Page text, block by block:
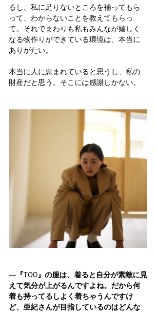
るし、私に足りないところを補ってもら
って、わからないことを教えてもらっ
て。それでまわりも私もみんなが嬉しく
なる物作りができている環境は、本当に
ありがたい。
本当に人に恵まれていると思うし、私の
財産だと思う。そこには感謝しかない。
―『TOO』の服は、着ると自分が素敵に見
えて気分が上がるんですよね。だから何
着も持ってるしよく着ちゃうんですけ
ど、亜紀さんが目指しているのはどんな